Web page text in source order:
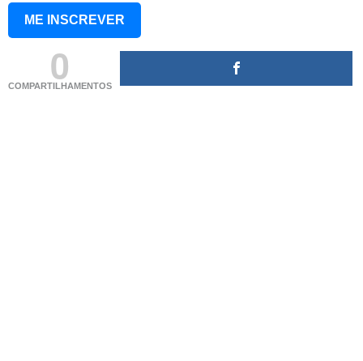
ME INSCREVER
0
COMPARTILHAMENTOS